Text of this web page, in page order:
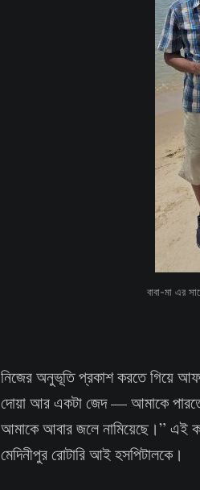
বাবা-মা এর
নিজের অনুভূতি প্রকাশ করতে গিয়ে
দোয়া আর একটা জেদ — আমাকে
আমাকে আবার জলে নামিয়েছে।” এই
মেদিনীপুর রোটারি আই হসপিটালকে।